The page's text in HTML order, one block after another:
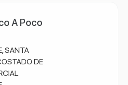
A Poco
SANTA
DE